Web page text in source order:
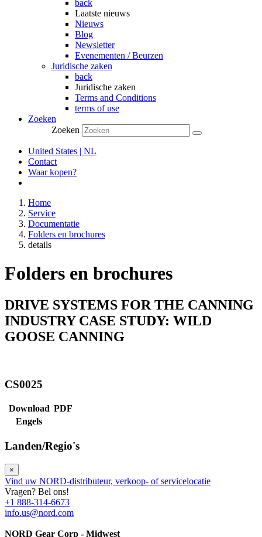
back
Laatste nieuws
Nieuws
Blog
Newsletter
Evenementen / Beurzen
Juridische zaken
back
Juridische zaken
Terms and Conditions
terms of use
Zoeken
Zoeken
United States | NL
Contact
Waar kopen?
Home
Service
Documentatie
Folders en brochures
details
Folders en brochures
DRIVE SYSTEMS FOR THE CANNING
INDUSTRY CASE STUDY: WILD
GOOSE CANNING
CS0025
Download PDF
Engels
Landen/Regio's
×
Vind uw NORD-distributeur, verkoop- of servicelocatie
Vragen? Bel ons!
+1 888-314-6673
info.us@nord.com
NORD Gear Corp - Midwest